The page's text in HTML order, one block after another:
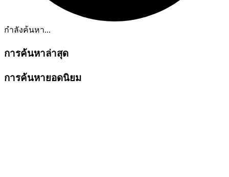
กำลังค้นหา...
การค้นหาล่าสุด
การค้นหายอดนิยม